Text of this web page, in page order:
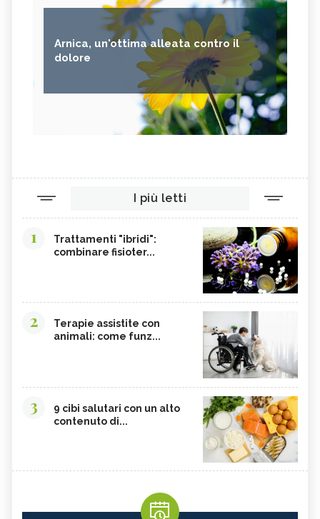
Arnica, un'ottima alleata contro il
dolore
I più letti
1
Trattamenti "ibridi":
combinare fisioter...
2
Terapie assistite con
animali: come funz...
3
9 cibi salutari con un alto
contenuto di...